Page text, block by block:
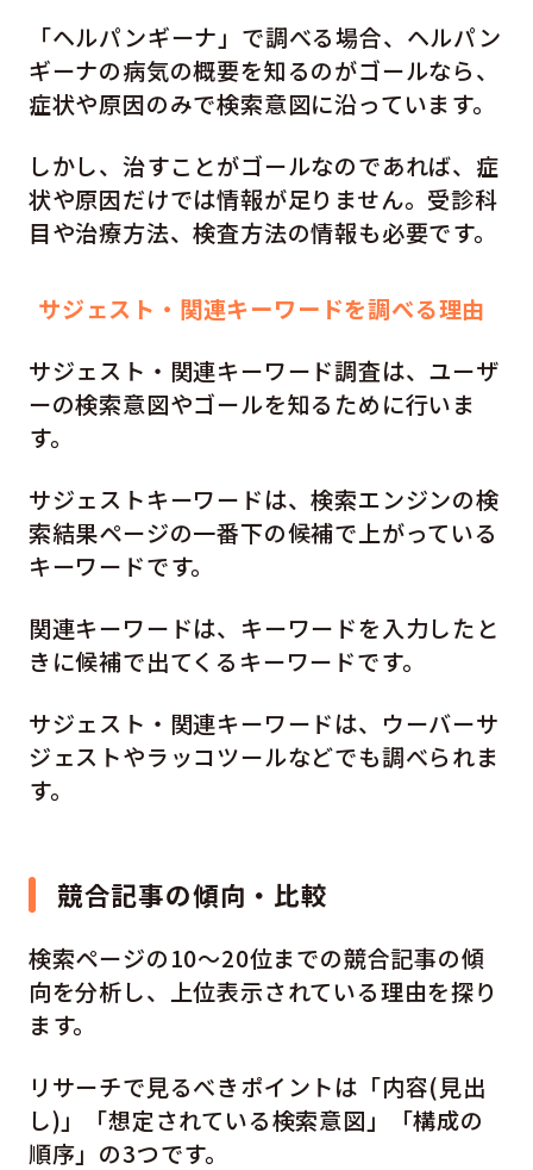
「ヘルパンギーナ」で調べる場合、ヘルパン
ギーナの病気の概要を知るのがゴールなら、
症状や原因のみで検索意図に沿っています。
しかし、治すことがゴールなのであれば、症
状や原因だけでは情報が足りません。受診科
目や治療方法、検査方法の情報も必要です。
サジェスト・関連キーワードを調べる理由
サジェスト・関連キーワード調査は、ユーザ
ーの検索意図やゴールを知るために行いま
す。
サジェストキーワードは、検索エンジンの検
索結果ページの一番下の候補で上がっている
キーワードです。
関連キーワードは、キーワードを入力したと
きに候補で出てくるキーワードです。
サジェスト・関連キーワードは、ウーバーサ
ジェストやラッコツールなどでも調べられま
す。
競合記事の傾向・比較
検索ページの10〜20位までの競合記事の傾
向を分析し、上位表示されている理由を探り
ます。
リサーチで見るべきポイントは「内容(見出
し)」「想定されている検索意図」「構成の
順序」の3つです。